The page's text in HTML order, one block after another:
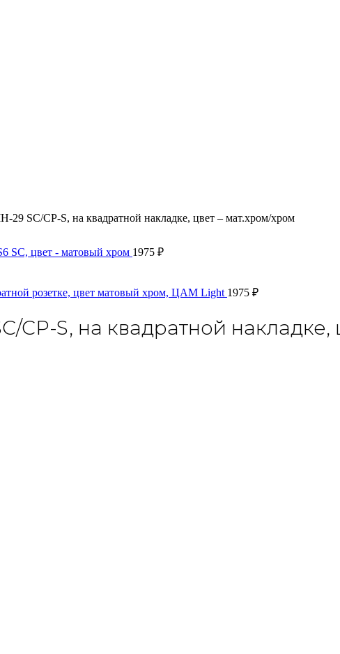
29 SC/CP-S, на квадратной накладке, цвет – мат.хром/хром
SC, цвет - матовый хром 1975 ₽
розетке, цвет матовый хром, ЦАМ Light 1975 ₽
CP-S, на квадратной накладке,